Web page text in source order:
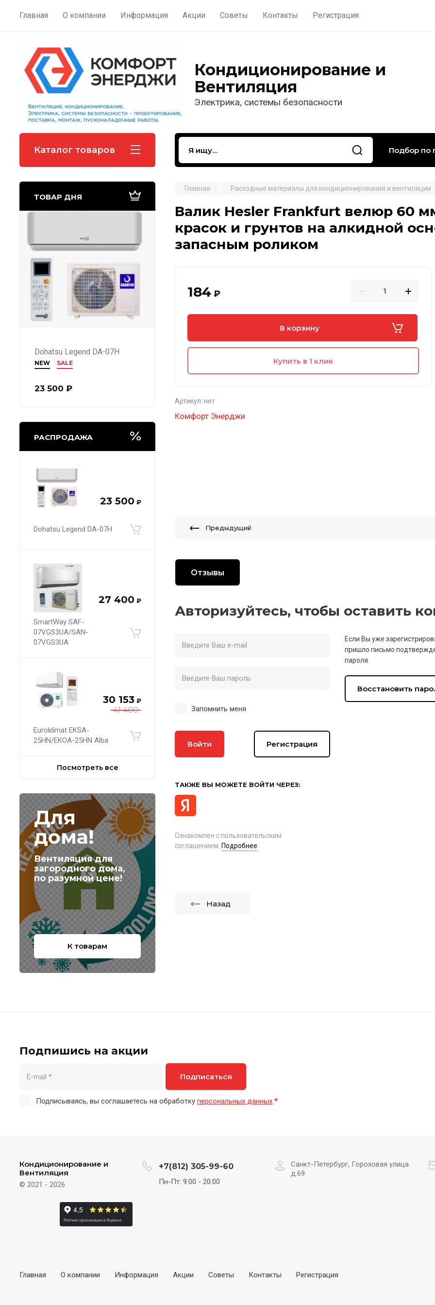
Главная О компании Информация Акции Советы Контакты Регистрация
Кондиционирование и
Вентиляция
Электрика, системы безопасности
Каталог товаров Подбор по
ТОВАР ДНЯ
Dohatsu Legend DA-07H
NEW SALE
23 500 ₽
РАСПРОДАЖА
23 500 ₽
Dohatsu Legend DA-07H
27 400 ₽
SmartWay SAF-
07VGS3UA/SAN-
07VGS3UA
41 400
30 153 ₽
Euroklimat EKSA-
25HN/EKOA-25HN Alba
Посмотреть все
Для
дома!
Вентиляция для
загородного дома,
по разумной цене!
К товарам
Главная Расходные материалы для кондиционирования и вентиляции
Валик Hesler Frankfurt велюр 60
красок и грунтов на алкидной
запасным роликом
184 ₽
В корзину
Купить в 1 клик
Артикул: нет
Комфорт Энерджи
Предыдущий
Отзывы
Авторизуйтесь, чтобы оставить
Запомнить меня
Войти Регистрация
Если Вы уже
пришло письмо
пароля.
Восстановить
ТАКЖЕ ВЫ МОЖЕТЕ ВОЙТИ ЧЕРЕЗ:
Ознакомлен с пользовательским
соглашением. Подробнее
Назад
Подпишись на акции
Подписываясь, вы соглашаетесь на обработку персональных данных *
Подписаться
Кондиционирование и
Вентиляция
© 2021 - 2026
+7(812) 305-99-60
Пн-Пт: 9:00 - 20:00
Санкт-Петербург, Гороховая улица
д.69
Главная О компании Информация Акции Советы Контакты Регистрация